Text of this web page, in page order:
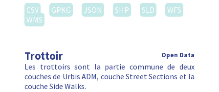
CSV
GPKG JSON SHP SLD
WFS
WMS
Trottoir Open Data
Les trottoirs sont la partie commune de deux
couches de Urbis ADM, couche Street Sections et la
couche Side Walks.